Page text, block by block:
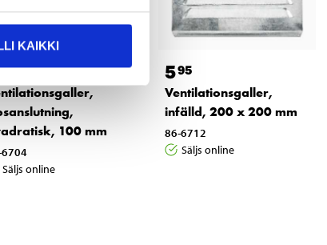
KAIKKI
100 mm
Säljs online
595
Ventilationsgaller,
infälld, 200 x 200 mm
86-6712
Säljs online